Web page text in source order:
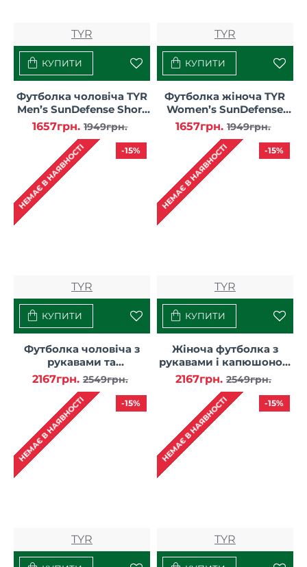
TYR
Футболка чоловіча TYR
Men’s SunDefense Short
Sleeve Shirt
1657грн. 1949грн.
КУПИТИ
TYR
Футболка жіноча TYR
Women’s SunDefense
Short Sleeve Shirt
1657грн. 1949грн.
КУПИТИ
-15%
НЕМАЄ В НАЯВНОСТІ
TYR
Футболка чоловіча з
рукавами та
капюшоном TYR Men’s
SunDefense Hooded
Shirt
2167грн. 2549грн.
КУПИТИ
-15%
НЕМАЄ В НАЯВНОСТІ
TYR
Жіноча футболка з
рукавами і капюшоном
TYR Women’s
SunDefense Hooded
Shirt
2167грн. 2549грн.
КУПИТИ
-15%
НЕМАЄ В НАЯВНОСТІ
TYR
-15%
НЕМАЄ В НАЯВНОСТІ
TYR